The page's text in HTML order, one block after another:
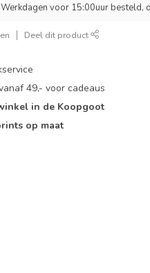
Werkdagen voor 15:00uur besteld,
Deel dit product
49,- voor cadeaus
in de Koopgoot
op maat